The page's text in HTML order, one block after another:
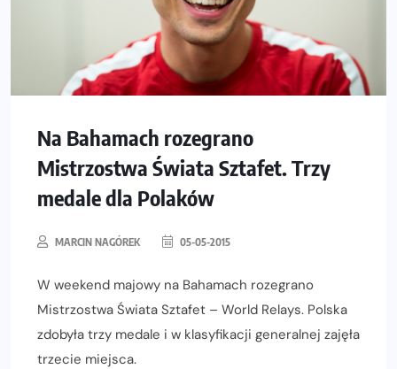
Na Bahamach rozegrano
Mistrzostwa Świata Sztafet. Trzy
medale dla Polaków
MARCIN NAGÓREK 05-05-2015
W weekend majowy na Bahamach rozegrano
Mistrzostwa Świata Sztafet – World Relays. Polska
zdobyła trzy medale i w klasyfikacji generalnej zajęła
trzecie miejsca.